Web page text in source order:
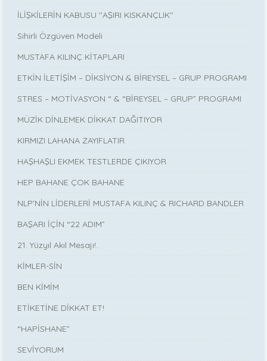
İLİŞKİLERİN KABUSU ''AŞIRI KISKANÇLIK''
Sihirli Özgüven Modeli
MUSTAFA KILINÇ KİTAPLARI
ETKİN İLETİŞİM – DİKSİYON & BİREYSEL – GRUP PROGRAMI
STRES – MOTİVASYON “ & “BİREYSEL – GRUP” PROGRAMI
MÜZİK DİNLEMEK DİKKAT DAĞITIYOR
KIRMIZI LAHANA ZAYIFLATIR
HAŞHAŞLI EKMEK TESTLERDE ÇIKIYOR
HEP BAHANE ÇOK BAHANE
NLP’NİN LİDERLERİ MUSTAFA KILINÇ & RICHARD BANDLER
BAŞARI İÇİN “22 ADIM”
21. Yüzyıl Akıl Mesajı!..
KİMLER-SİN
BEN KİMİM
ETİKETİNE DİKKAT ET!
“HAPİSHANE”
SEVİYORUM